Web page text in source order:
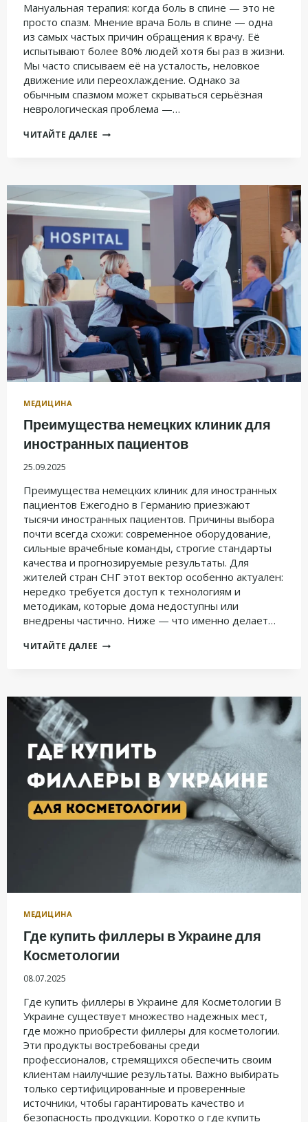
Мануальная терапия: когда боль в спине — это не
просто спазм. Мнение врача Боль в спине — одна
из самых частых причин обращения к врачу. Её
испытывают более 80% людей хотя бы раз в жизни.
Мы часто списываем её на усталость, неловкое
движение или переохлаждение. Однако за
обычным спазмом может скрываться серьёзная
неврологическая проблема —…
ЧИТАЙТЕ ДАЛЕЕ МАНУАЛЬНАЯ
СПИНЕ
ЭТО
НЕ
ПРОСТО
СПАЗМ.
МНЕНИЕ
ВРАЧА
МЕДИЦИНА
Преимущества немецких клиник для
иностранных пациентов
25.09.2025
Преимущества немецких клиник для иностранных
пациентов Ежегодно в Германию приезжают
тысячи иностранных пациентов. Причины выбора
почти всегда схожи: современное оборудование,
сильные врачебные команды, строгие стандарты
качества и прогнозируемые результаты. Для
жителей стран СНГ этот вектор особенно актуален:
нередко требуется доступ к технологиям и
методикам, которые дома недоступны или
внедрены частично. Ниже — что именно делает…
ЧИТАЙТЕ ДАЛЕЕ ПРЕИМУЩЕСТВА
ПАЦИЕНТОВ
МЕДИЦИНА
Где купить филлеры в Украине для
Косметологии
08.07.2025
Где купить филлеры в Украине для Косметологии В
Украине существует множество надежных мест,
где можно приобрести филлеры для косметологии.
Эти продукты востребованы среди
профессионалов, стремящихся обеспечить своим
клиентам наилучшие результаты. Важно выбирать
только сертифицированные и проверенные
источники, чтобы гарантировать качество и
безопасность продукции. Коротко о где купить